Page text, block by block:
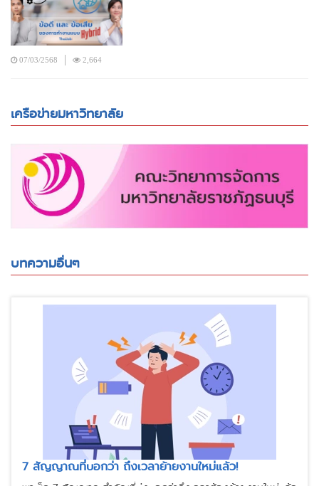
07/03/2568 2,664
เครือข่ายมหาวิทยาลัย
บทความอื่นๆ
7 สัญญาณที่บอกว่า ถึงเวลาย้ายงานใหม่แล้ว!